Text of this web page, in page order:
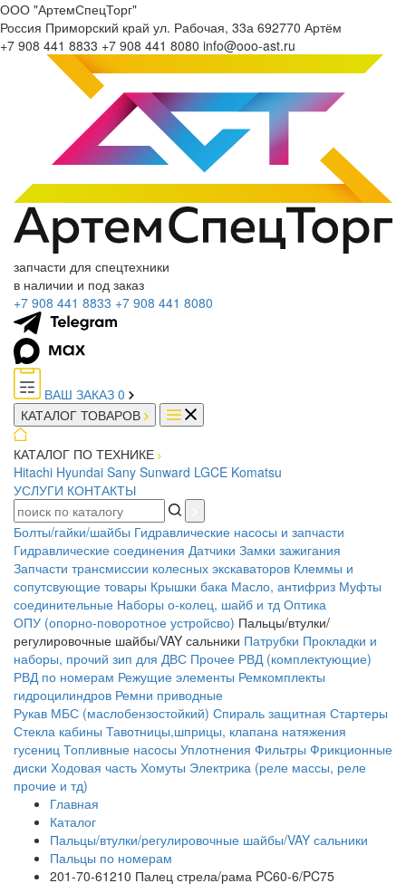
ООО "АртемСпецТорг"
Россия Приморский край ул. Рабочая, 33а 692770 Артём
+7 908 441 8833 +7 908 441 8080 info@ooo-ast.ru
запчасти для спецтехники
в наличии и под заказ
+7 908 441 8833 +7 908 441 8080
ВАШ ЗАКАЗ 0
КАТАЛОГ ТОВАРОВ
КАТАЛОГ ПО ТЕХНИКЕ
Hitachi Hyundai Sany Sunward LGCE Komatsu
УСЛУГИ КОНТАКТЫ
Болты/гайки/шайбы Гидравлические насосы и запчасти
Гидравлические соединения Датчики Замки зажигания
Запчасти трансмиссии колесных экскаваторов Клеммы и
сопутсвующие товары Крышки бака Масло, антифриз Муфты
соединительные Наборы о-колец, шайб и тд Оптика
ОПУ (опорно-поворотное устройсво) Пальцы/втулки/
регулировочные шайбы/VAY сальники Патрубки Прокладки и
наборы, прочий зип для ДВС Прочее РВД (комплектующие)
РВД по номерам Режущие элементы Ремкомплекты
гидроцилиндров Ремни приводные
Рукав МБС (маслобензостойкий) Спираль защитная Стартеры
Стекла кабины Тавотницы,шприцы, клапана натяжения
гусениц Топливные насосы Уплотнения Фильтры Фрикционные
диски Ходовая часть Хомуты Электрика (реле массы, реле
прочие и тд)
Главная
Каталог
Пальцы/втулки/регулировочные шайбы/VAY сальники
Пальцы по номерам
201-70-61210 Палец стрела/рама PC60-6/PC75